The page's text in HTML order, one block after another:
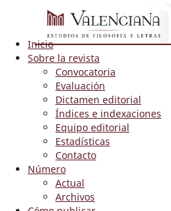
Inicio
Sobre la revista
Convocatoria
Evaluación
Dictamen editorial
Índices e indexaciones
Equipo editorial
Estadísticas
Contacto
Número
Actual
Archivos